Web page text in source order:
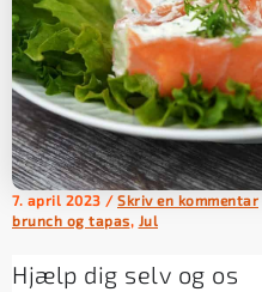
7. april 2023 / Skriv en kommentar
brunch og tapas
Jul
Hjælp dig selv og os